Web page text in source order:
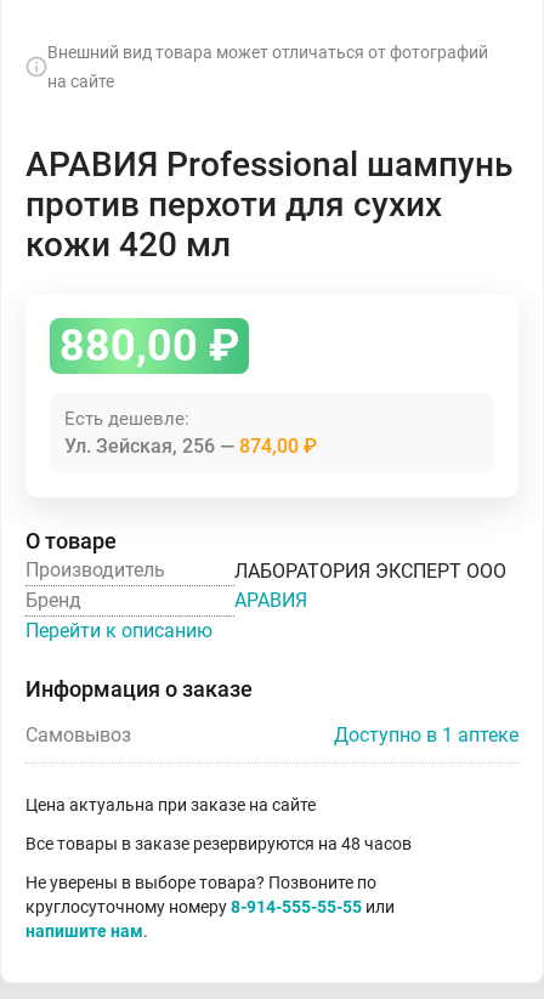
Внешний вид товара может отличаться от фотографий
на сайте
АРАВИЯ Professional шампунь
против перхоти для сухих
кожи 420 мл
880,00 ₽
Есть дешевле:
Ул. Зейская, 256 874,00 ₽
О товаре
Производитель
ЛАБОРАТОРИЯ ЭКСПЕРТ ООО
Бренд
АРАВИЯ
Перейти к описанию
Информация о заказе
Самовывоз Доступно в 1 аптеке
Цена актуальна при заказе на сайте
Все товары в заказе резервируются на 48 часов
Не уверены в выборе товара? Позвоните по
круглосуточному номеру8-914-555-55-55 или
напишите нам.